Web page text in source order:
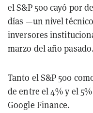
el S&P 500 cayó por
días —un nivel
inversores
marzo del año pasado.
Tanto el S&P 500
de entre el 4% y el
Google Finance.